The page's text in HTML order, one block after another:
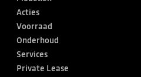
Acties
Voorraad
Onderhoud
Services
Private Lease